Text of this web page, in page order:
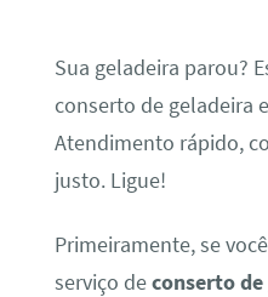
Sua geladeira parou?
conserto de geladeira
Atendimento rápido,
justo. Ligue!
Primeiramente, se
serviço deconserto